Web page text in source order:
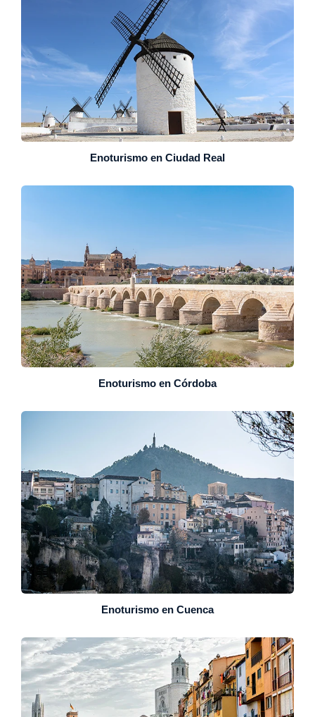
Enoturismo en Ciudad Real
Enoturismo en Córdoba
Enoturismo en Cuenca